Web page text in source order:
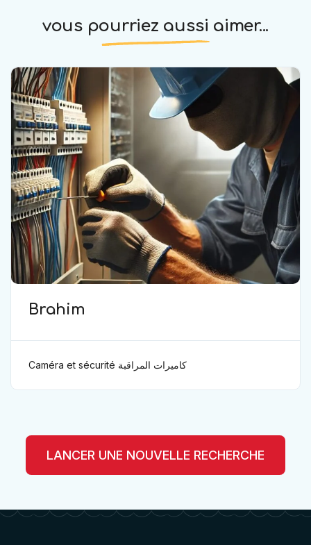
vous pourriez aussi aimer...
Brahim
Caméra et sécurité كاميرات المراقبة
LANCER UNE NOUVELLE RECHERCHE